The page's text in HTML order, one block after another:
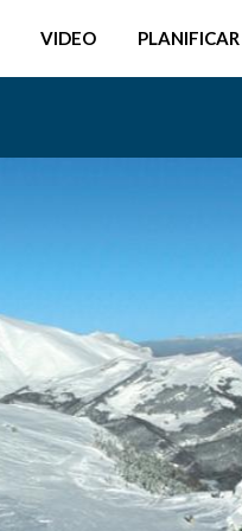
VIDEO PLANIFICAR